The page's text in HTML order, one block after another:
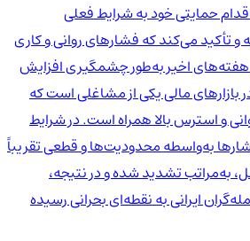
حمایتی خود به شرایط فعلی
و تأکید می‌کند که فشارهای روانی و کاری
هفته‌های اخیر به‌طور چشمگیری افزایش
مالی یکی از مشاغلی است که
و استرس بالا همراه است. در شرایط
به‌واسطه محدودیت‌ها و قطعی تقریباً
به‌مراتب تشدید شده و در نتیجه،
ایرانی به نقطه‌ای بحرانی رسیده